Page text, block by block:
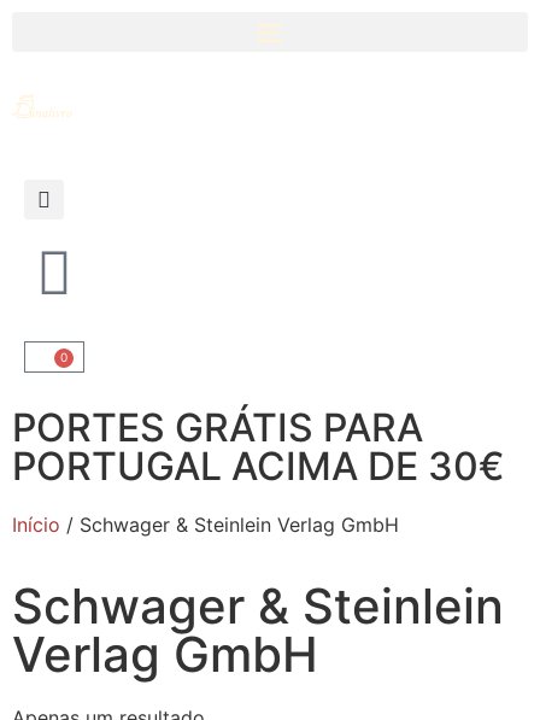
0
PORTES GRÁTIS PARA
PORTUGAL ACIMA DE 30€
Início / Schwager & Steinlein Verlag GmbH
Schwager & Steinlein
Verlag GmbH